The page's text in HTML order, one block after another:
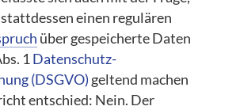
einen regulären
über gespeicherte Daten
1Datenschutz-
(DSGVO)geltend machen
entschied: Nein. Der